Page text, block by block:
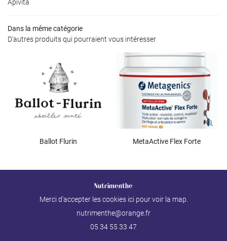
Apivita
Dans la même catégorie
D'autres produits qui pourraient vous intéresser
Ballot Flurin MetaActive Flex Forte
Nutrimenthe
Merci d'accepter les cookies ici pour voir la map.
05 34 55 33 47